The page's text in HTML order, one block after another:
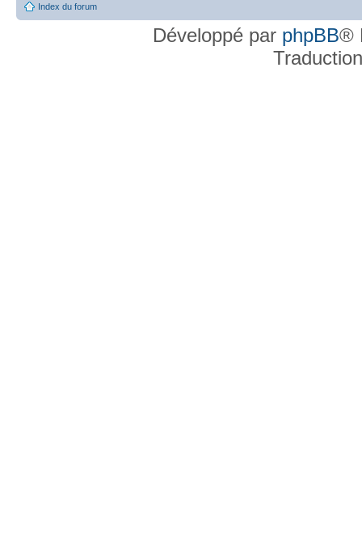
Index du forum
Développé par phpBB®